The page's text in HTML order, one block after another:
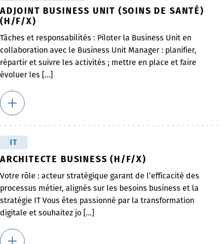
ADJOINT BUSINESS UNIT (SOINS DE SANTÉ)
(H/F/X)
Tâches et responsabilités : Piloter la Business Unit en
collaboration avec le Business Unit Manager : planifier,
répartir et suivre les activités ; mettre en place et faire
évoluer les [...]
IT
ARCHITECTE BUSINESS (H/F/X)
Votre rôle : acteur stratégique garant de l’efficacité des
processus métier, alignés sur les besoins business et la
stratégie IT Vous êtes passionné par la transformation
digitale et souhaitez jo [...]